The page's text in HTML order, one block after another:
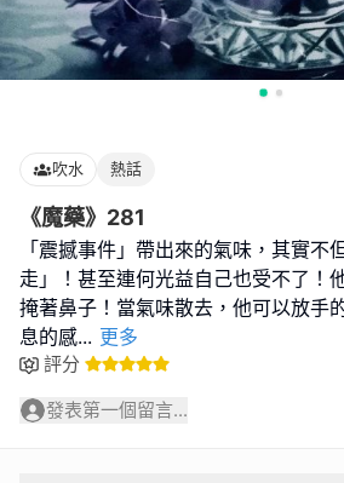
吹水 熱話
《魔藥》281
「震撼事件」帶出來的氣味，其實不
走」！甚至連何光益自己也受不了！
掩著鼻子！當氣味散去，他可以放手
息的感... 更多
評分
發表第一個留言...